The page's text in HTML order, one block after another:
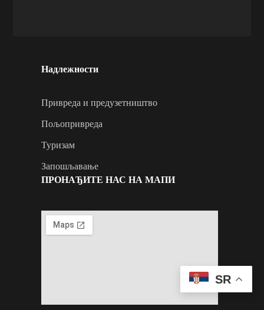
Надлежности
Привреда и предузетништво
Пољопривреда
Туризам
Запошљавање
ПРОНАЂИТЕ НАС НА МАПИ
SR